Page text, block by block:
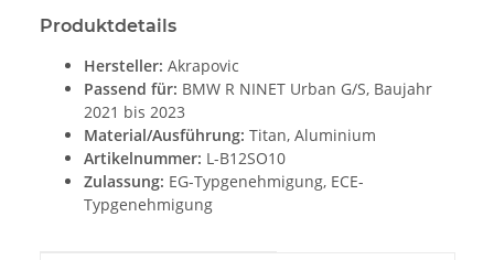
Produktdetails
Hersteller: Akrapovic
Passend für: BMW R NINET Urban G/S, Baujahr
2021 bis 2023
Material/Ausführung: Titan, Aluminium
Artikelnummer: L-B12SO10
Zulassung: EG-Typgenehmigung, ECE-
Typgenehmigung